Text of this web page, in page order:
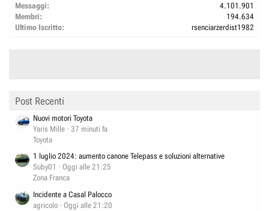
Messaggi
4.101.901
Membri
194.634
Ultimo Iscritto
rsenciarzerdist1982
Post Recenti
Nuovi motori Toyota
Yaris Mille
37 minuti fa
Toyota
1 luglio 2024: aumento canone Telepass e soluzioni alternative
Suby01
Oggi alle 21:25
Zona Franca
Incidente a Casal Palocco
agricolo
Oggi alle 21:20